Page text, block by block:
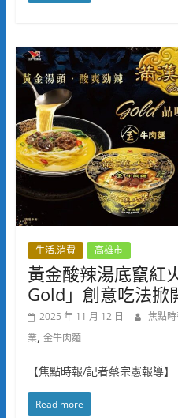
生活.消費 高雄市
黃金酸辣湯底竄紅
Gold」創意吃法掀
2025 年 11 月 12 日 焦點
業, 金牛肉麵
【焦點時報/記者蔡宗憲報導
Read more